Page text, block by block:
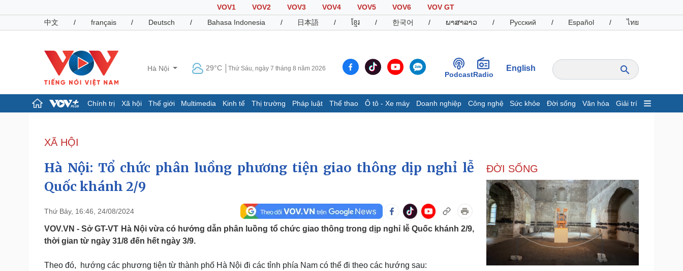
VOV1 VOV2 VOV3 VOV4 VOV5 VOV6
VOV GT
中文
/ français / Deutsch / Bahasa Indonesia / 日本語 / ខ្មែរ / 한국어 / ພາສາລາວ / Русский / Español / ไทย
Hà Nội 29°C Thứ Sáu, ngày 7 tháng 8 năm 2026
PodcastRadio
English
Chính trị Xã hội Thế giới Multimedia Kinh tế Thị trường Pháp luật Thể thao Ô tô - Xe máy Doanh nghiệp Công nghệ Sức khỏe Đời sống Văn hóa Giải trí
Đảng
Tổ chức nhân sự
Nhận diện sự thật
Dấu ấn VOV
Infographic
Giá cà phê
Pháp luật
Tin nóng
Tư vấn luật
Việt Nam
Phân tích
Thể thao
Lịch thi đấu bóng đá
Hậu trường
Ô tô - Xe máy
Xe máy
Doanh nghiệp
Thông tin doanh nghiệp
Doanh nghiệp 24h
Doanh nhân
Công nghệ
Sành điệu
Tin Công nghệ
Trải nghiệm
Chuyển đổi số
XÃ HỘI
Hà Nội: Tổ chức phân luồng phương tiện giao thông dịp nghỉ lễ
Quốc khánh 2/9
Thứ Bảy, 16:46, 24/08/2024
VOV.VN - Sở GT-VT Hà Nội vừa có hướng dẫn phân luồng tổ chức giao thông trong dịp nghỉ lễ Quốc khánh 2/9,
thời gian từ ngày 31/8 đến hết ngày 3/9.
Theo đó, hướng các phương tiện từ thành phố Hà Nội đi các tỉnh phía Nam có thể đi theo các hướng sau:
ĐỜI SỐNG